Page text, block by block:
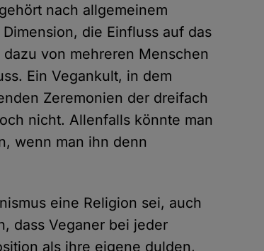
nach allgemeinem
die Einfluss auf das
von mehreren Menschen
Ein Vegankult, in dem
Zeremonien der dreifach
nicht. Allenfalls könnte man
wenn man ihn denn
eine Religion sei, auch
dass Veganer bei jeder
als ihre eigene dulden,